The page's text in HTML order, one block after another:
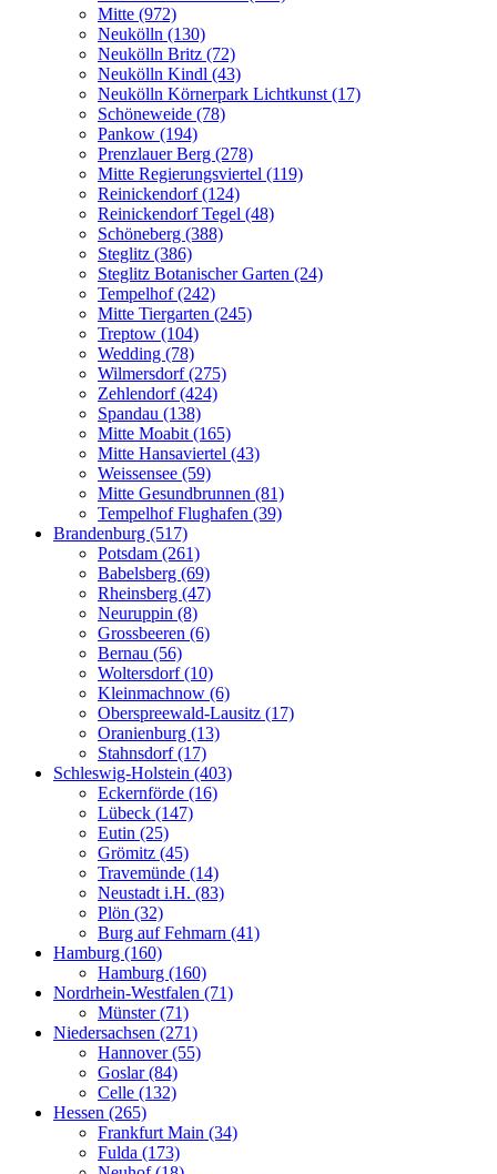
Mitte (972)
Neukölln (130)
Neukölln Britz (72)
Neukölln Kindl (43)
Neukölln Körnerpark Lichtkunst (17)
Schöneweide (78)
Pankow (194)
Prenzlauer Berg (278)
Mitte Regierungsviertel (119)
Reinickendorf (124)
Reinickendorf Tegel (48)
Schöneberg (388)
Steglitz (386)
Steglitz Botanischer Garten (24)
Tempelhof (242)
Mitte Tiergarten (245)
Treptow (104)
Wedding (78)
Wilmersdorf (275)
Zehlendorf (424)
Spandau (138)
Mitte Moabit (165)
Mitte Hansaviertel (43)
Weissensee (59)
Mitte Gesundbrunnen (81)
Tempelhof Flughafen (39)
Brandenburg (517)
Potsdam (261)
Babelsberg (69)
Rheinsberg (47)
Neuruppin (8)
Grossbeeren (6)
Bernau (56)
Woltersdorf (10)
Kleinmachnow (6)
Oberspreewald-Lausitz (17)
Oranienburg (13)
Stahnsdorf (17)
Schleswig-Holstein (403)
Eckernförde (16)
Lübeck (147)
Eutin (25)
Grömitz (45)
Travemünde (14)
Neustadt i.H. (83)
Plön (32)
Burg auf Fehmarn (41)
Hamburg (160)
Hamburg (160)
Nordrhein-Westfalen (71)
Münster (71)
Niedersachsen (271)
Hannover (55)
Goslar (84)
Celle (132)
Hessen (265)
Frankfurt Main (34)
Fulda (173)